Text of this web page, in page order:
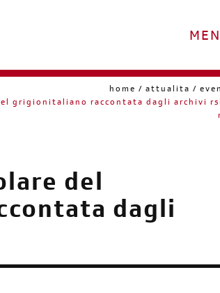
home attualita
grigionitaliano raccontata dagli archivi
del
dagli